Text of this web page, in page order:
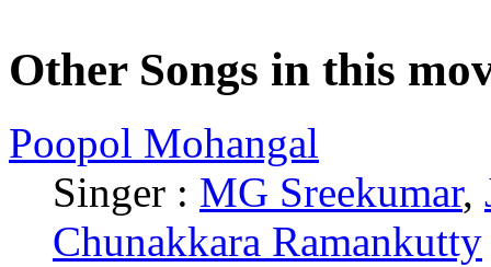
Other Songs in this
Poopol Mohangal
Singer : MG Sreekumar,
Chunakkara Ramankutty